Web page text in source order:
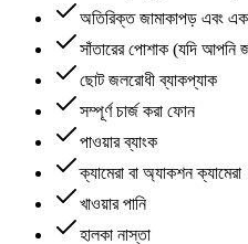
অতিরিক্ত জামাকাপড় এবং
সাঁতারের পোশাক (যদি আপনি
ছোট জলরোধী ব্যাকপ্যাক
সম্পূর্ণ চার্জ করা ফোন
পাওয়ার ব্যাংক
ক্যামেরা বা অ্যাকশন ক্যামেরা
খাওয়ার পানি
হালকা নাস্তা